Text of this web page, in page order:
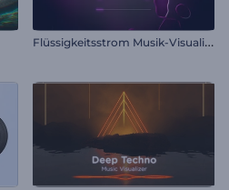
F
lüssigkeitsstrom Musik-Visualisierer